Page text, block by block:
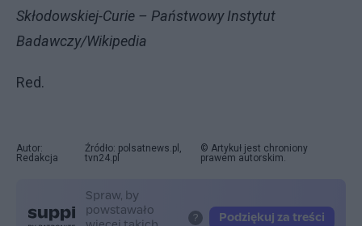
Skłodowskiej-Curie – Państwowy Instytut
Badawczy/Wikipedia
Red.
Autor:
Redakcja
Źródło: polsatnews.pl,
tvn24.pl
© Artykuł jest chroniony
prawem autorskim.